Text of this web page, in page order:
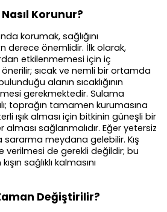
Korunur?
korumak, sağlığını
derece önemlidir. İlk olarak,
etkilenmemesi için iç
sıcak ve nemli bir ortamda
alanın sıcaklığının
gerekmektedir. Sulama
toprağın tamamen kurumasına
ışık alması için bitkinin güneşli bir
sağlanmalıdır. Eğer yetersiz
sararma meydana gelebilir. Kış
de gerekli değildir; bu
sağlıklı kalmasını
Değiştirilir?